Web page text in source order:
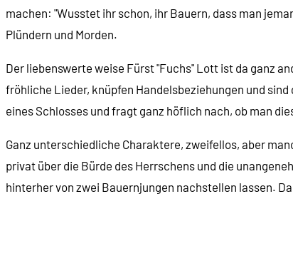
00:24:20 Das Gelände und seine Bedeutung
00:44:10 Wie man eine Burg errichtet
00:52:58 Spezialkräfte für Belagerer: Leiternträger ...
machen: "Wusstet ihr schon, ihr Bauern, dass man
Plündern und Morden.
Der liebenswerte weise Fürst "Fuchs" Lott ist da ganz
fröhliche Lieder, knüpfen Handelsbeziehungen und
eines Schlosses und fragt ganz höflich nach, ob man
Ganz unterschiedliche Charaktere, zweifellos, aber
privat über die Bürde des Herrschens und die
hinterher von zwei Bauernjungen nachstellen lassen.